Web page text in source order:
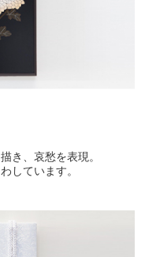
き、哀愁を表現。
しています。